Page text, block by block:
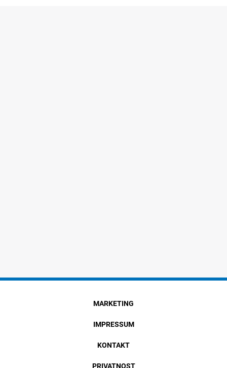
MARKETING
IMPRESSUM
KONTAKT
PRIVATNOST